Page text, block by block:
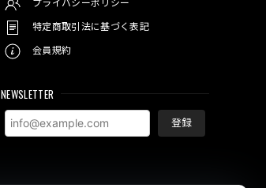
プライバシーポリシー
特定商取引法に基づく表記
会員規約
NEWSLETTER
登録